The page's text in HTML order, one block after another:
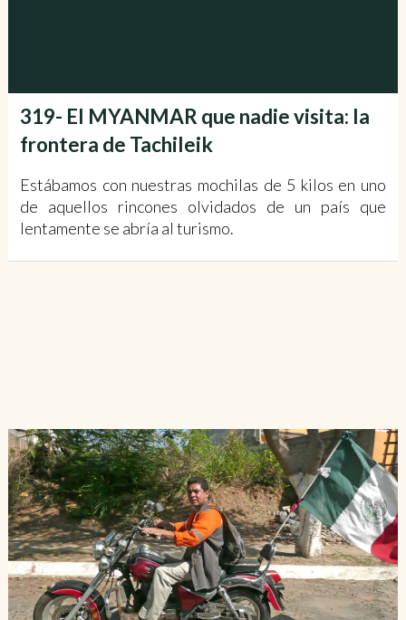
319- El MYANMAR que nadie visita: la
frontera de Tachileik
Estábamos con nuestras mochilas de 5 kilos en uno
de aquellos rincones olvidados de un país que
lentamente se abría al turismo.